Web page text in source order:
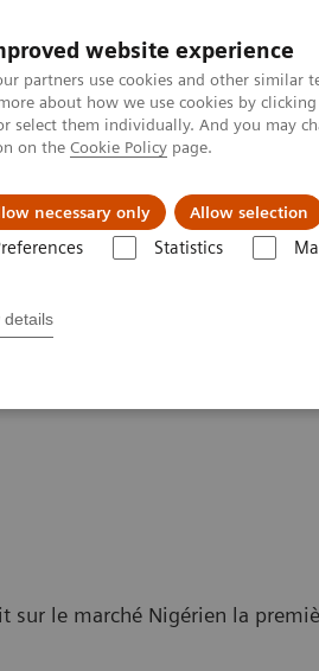
website experience
partners use cookies and other
about how we use cookies by
select them individually. And you may
on the Cookie Policy page.
necessary only Allow selection
Statistics
details
A propos de
Niger signée
sur le marché Nigérien la